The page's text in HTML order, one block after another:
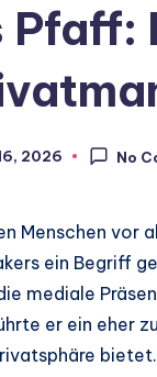
2026 No
Menschen vor
ein Begriff
mediale
er ein eher